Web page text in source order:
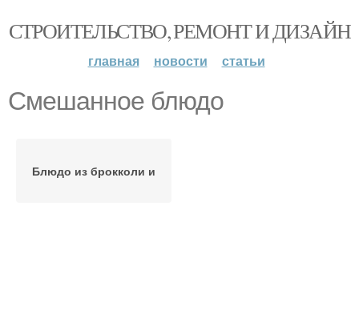
СТРОИТЕЛЬСТВО, РЕМОНТ И ДИЗАЙН
главная новости статьи
Смешанное блюдо
Блюдо из брокколи и